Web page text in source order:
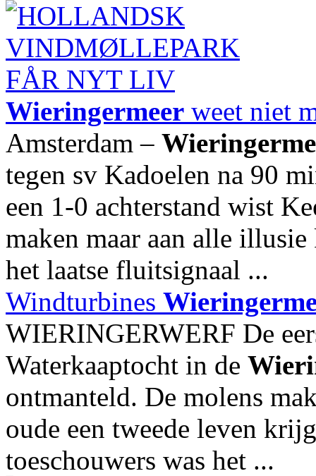
Wieringermeer weet niet
Amsterdam –
tegen sv Kadoelen na 90
een 1-0 achterstand wist
maken maar aan alle
het laatse fluitsignaal ...
Windturbines
WIERINGERWERF De
Waterkaaptocht in de
ontmanteld. De molens
oude een tweede leven
toeschouwers was het ...